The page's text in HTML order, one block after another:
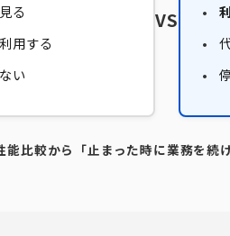
る
用する
い
VS
能比較から「止まった時に業務を続